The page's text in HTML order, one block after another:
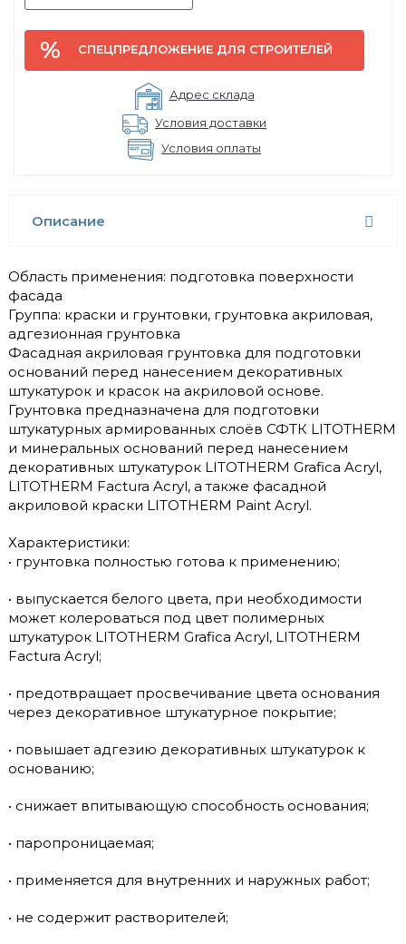
СПЕЦПРЕДЛОЖЕНИЕ ДЛЯ СТРОИТЕЛЕЙ
Адрес склада
Условия доставки
Условия оплаты
Описание
Область применения: подготовка поверхности
фасада
Группа: краски и грунтовки, грунтовка акриловая,
адгезионная грунтовка
Фасадная акриловая грунтовка для подготовки
оснований перед нанесением декоративных
штукатурок и красок на акриловой основе.
Грунтовка предназначена для подготовки
штукатурных армированных слоёв СФТК LITOTHERM
и минеральных оснований перед нанесением
декоративных штукатурок LITOTHERM Grafica Acryl,
LITOTHERM Factura Acryl, а также фасадной
акриловой краски LITOTHERM Paint Acryl.
Характеристики:
• грунтовка полностью готова к применению;
• выпускается белого цвета, при необходимости
может колероваться под цвет полимерных
штукатурок LITOTHERM Grafica Acryl, LITOTHERM
Factura Acryl;
• предотвращает просвечивание цвета основания
через декоративное штукатурное покрытие;
• повышает адгезию декоративных штукатурок к
основанию;
• снижает впитывающую способность основания;
• паропроницаемая;
• применяется для внутренних и наружных работ;
• не содержит растворителей;